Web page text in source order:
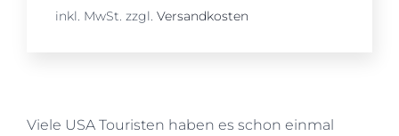
inkl. MwSt. zzgl. Versandkosten
Viele USA Touristen haben es schon einmal